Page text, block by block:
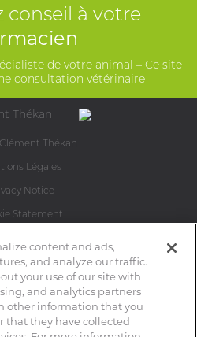
conseil à votre
de votre animal – Ce site
consultation vétérinaire
Thékan
Légales
Notice
Statement
du site
Perrigo
Contact
content and ads,
and analyze our traffic.
your use of our site with
and analytics partners
other information that you
that they have collected